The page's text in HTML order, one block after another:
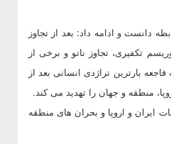
دانست و ادامه داد: بعد از تجاوز
تکفیری، تجاوز ناتو و برخی از
بارترین تراژدی انسانی بعد از
منطقه و جهان را تهدید می کند.
ایران و اروپا و بحران های منطقه